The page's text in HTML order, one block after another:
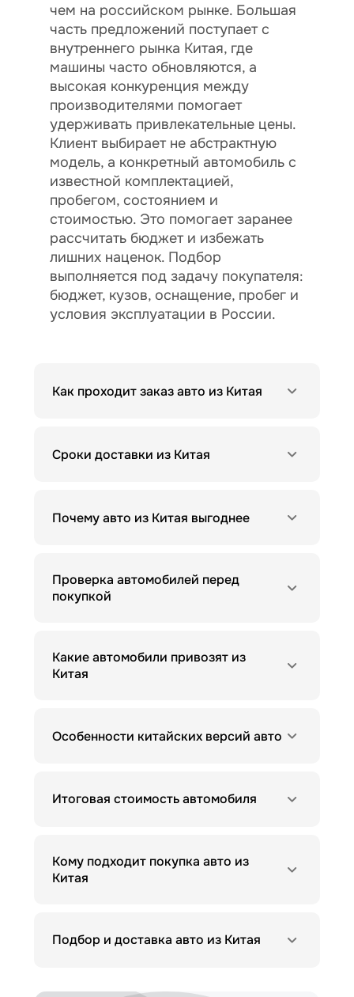
чем на российском рынке. Большая
часть предложений поступает с
внутреннего рынка Китая, где
машины часто обновляются, а
высокая конкуренция между
производителями помогает
удерживать привлекательные цены.
Клиент выбирает не абстрактную
модель, а конкретный автомобиль с
известной комплектацией,
пробегом, состоянием и
стоимостью. Это помогает заранее
рассчитать бюджет и избежать
лишних наценок. Подбор
выполняется под задачу покупателя:
бюджет, кузов, оснащение, пробег и
условия эксплуатации в России.
Как проходит заказ авто из Китая
Сроки доставки из Китая
Почему авто из Китая выгоднее
Проверка автомобилей перед
покупкой
Какие автомобили привозят из
Китая
Особенности китайских версий авто
Итоговая стоимость автомобиля
Кому подходит покупка авто из
Китая
Подбор и доставка авто из Китая